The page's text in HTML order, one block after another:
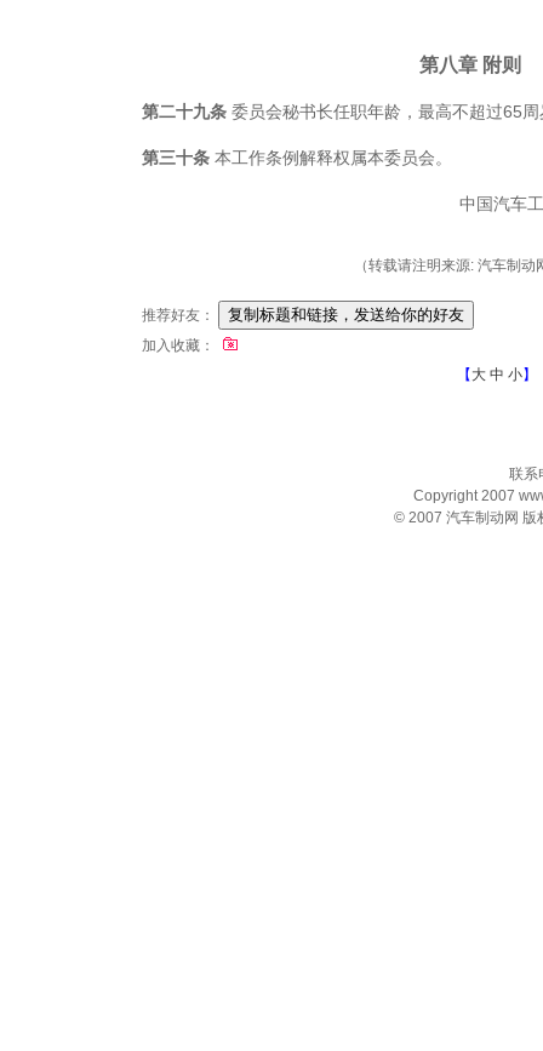
第八章 附则
第二十九条 委员会秘书长任职年龄，最高不超过65周
第三十条 本工作条例解释权属本委员会。
中国汽车
（转载请注明来源: 汽车制
推荐好友：
加入收藏：
【 大 中 小】
联系
Copyright 2007
© 2007 汽车制动网 版